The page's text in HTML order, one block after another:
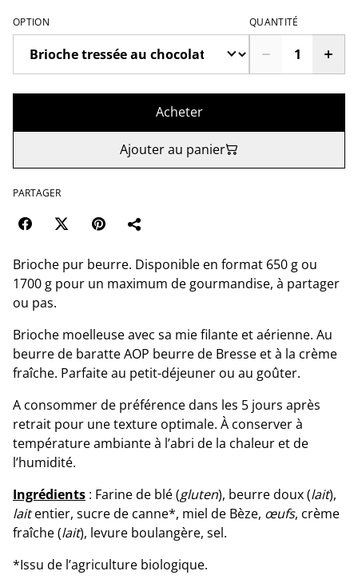
OPTION QUANTITÉ
Acheter
Ajouter au panier
PARTAGER
Brioche pur beurre. Disponible en format 650 g ou
1700 g pour un maximum de gourmandise, à partager
ou pas.
Brioche moelleuse avec sa mie filante et aérienne. Au
beurre de baratte AOP beurre de Bresse et à la crème
fraîche. Parfaite au petit-déjeuner ou au goûter.
A consommer de préférence dans les 5 jours après
retrait pour une texture optimale. À conserver à
température ambiante à l’abri de la chaleur et de
l’humidité.
Ingrédients : Farine de blé (gluten), beurre doux (lait),
laitentier, sucre de canne*, miel de Bèze, œufs, crème
fraîche (lait), levure boulangère, sel.
*Issu de l’agriculture biologique.